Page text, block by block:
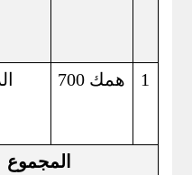
1 همك 700
المجموع